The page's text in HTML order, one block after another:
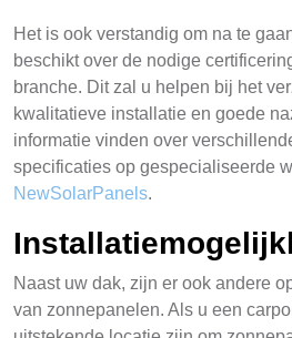
Het is ook verstandig om na te
beschikt over de nodige
branche. Dit zal u helpen bij het
kwalitatieve installatie en goede
informatie vinden over
specificaties op gespecialiseerde
NewSolarPanels.
Naast uw dak, zijn er ook andere
van zonnepanelen. Als u een